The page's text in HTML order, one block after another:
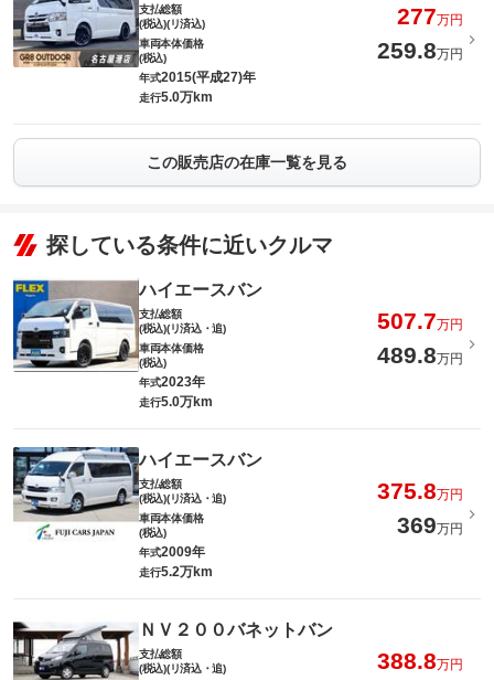
支払総額
(税込)(リ済込)
277万円
車両本体価格
(税込)
259.8万円
年式2015(平成27)年
走行5.0万km
この販売店の在庫一覧を見る
探している条件に近いクルマ
ハイエースバン
支払総額
(税込)(リ済込・追)
507.7万円
車両本体価格
(税込)
489.8万円
年式2023年
走行5.0万km
ハイエースバン
支払総額
(税込)(リ済込・追)
375.8万円
車両本体価格
(税込)
369万円
年式2009年
走行5.2万km
ＮＶ２００バネットバン
支払総額
(税込)(リ済込・追)
388.8万円